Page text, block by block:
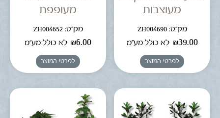
מעוצבות
מק"ט: ZH004690
₪39.00 לא כולל מע"מ
לפרטי המוצר
מעופפת
מק"ט: ZH004652
₪6.00 לא כולל מע"מ
לפרטי המוצר